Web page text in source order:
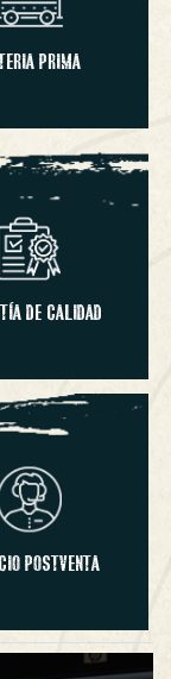
PRIMA
DE CALIDAD
POSTVENTA